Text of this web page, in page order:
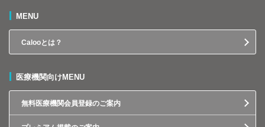
MENU
Calooとは？
医療機関向けMENU
無料医療機関会員登録のご案内